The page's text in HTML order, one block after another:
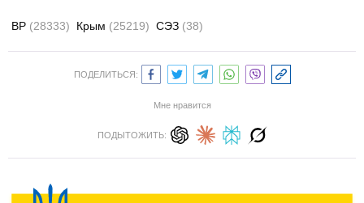
ВР (28333) Крым (25219) СЭЗ (38)
ПОДЕЛИТЬСЯ:
Мне нравится
ПОДЫТОЖИТЬ: